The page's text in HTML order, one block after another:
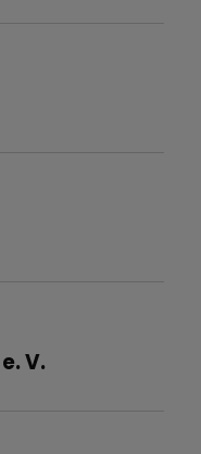
V.